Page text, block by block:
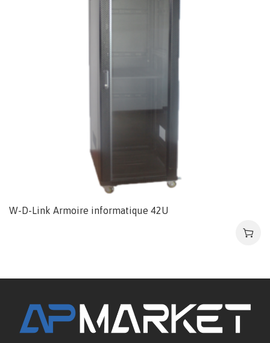
W-D-Link Armoire informatique 42U